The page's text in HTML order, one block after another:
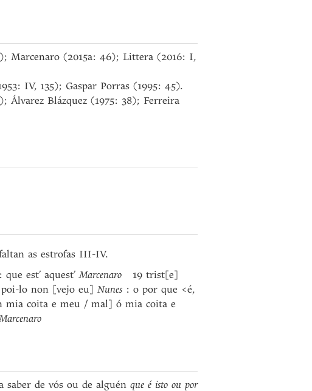
Marcenaro (2015a: 46); Littera (2016: I,
IV, 135); Gaspar Porras (1995: 45).
Álvarez Blázquez (1975: 38); Ferreira
as estrofas III-IV.
: que est’ aquest’Marcenaro 19 trist[e]
lo non [vejo eu] Nunes : o por que <é,
mia coita e meu / mal] ó mia coita e
de vós ou de alguén que é isto ou por